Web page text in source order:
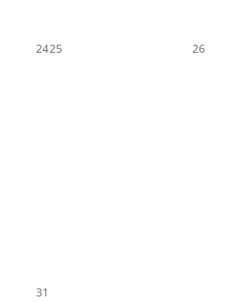
2425 26
31